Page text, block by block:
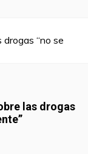
las drogas